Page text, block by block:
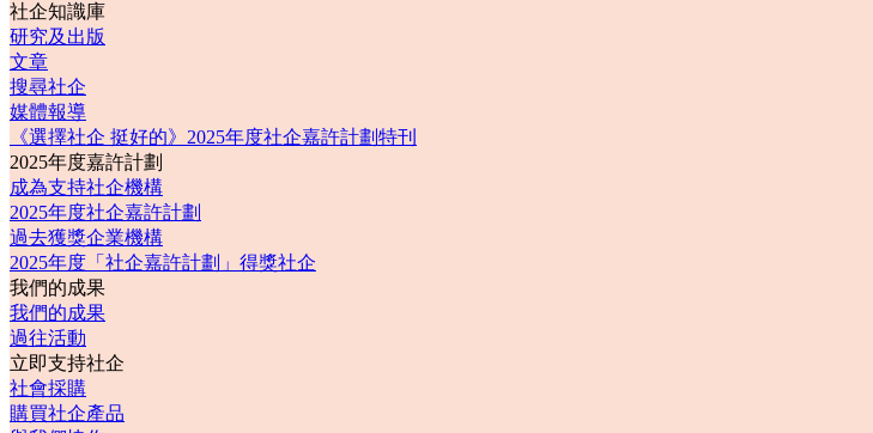
社企知識庫
研究及出版
文章
搜尋社企
媒體報導
《選擇社企 挺好的》2025年度社企嘉許計劃特刊
2025年度嘉許計劃
成為支持社企機構
2025年度社企嘉許計劃
過去獲獎企業機構
2025年度「社企嘉許計劃」得獎社企
我們的成果
我們的成果
過往活動
立即支持社企
社會採購
購買社企產品